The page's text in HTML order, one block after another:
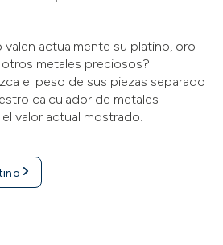
valen actualmente su platino, oro
metales preciosos?
el peso de sus piezas separado
calculador de metales
valor actual mostrado.